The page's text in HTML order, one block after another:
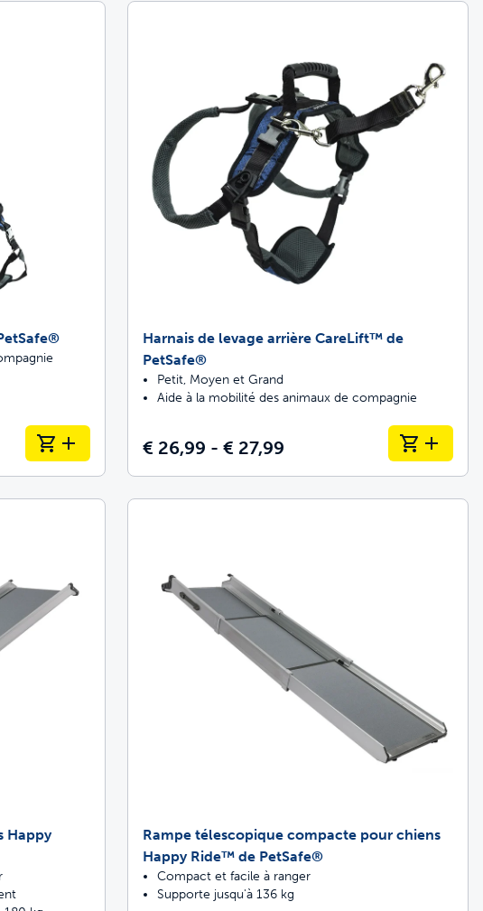
Harnais de levage arrière CareLift™ de
PetSafe®
Petit, Moyen et Grand
Aide à la mobilité des animaux de compagnie
€ 26,99 - € 27,99
Happy
Rampe télescopique compacte pour chiens
Happy Ride™ de PetSafe®
Compact et facile à ranger
Supporte jusqu'à 136 kg